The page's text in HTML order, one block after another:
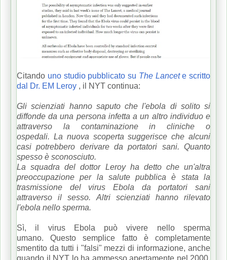
Citando uno studio pubblicato su The Lancete scritto
dal Dr. EM Leroy , il NYT continua:
Gli scienziati hanno saputo che l'ebola di solito si
diffonde da una persona infetta a un altro individuo e
attraverso la contaminazione in cliniche o
ospedali. La nuova scoperta suggerisce che alcuni
casi potrebbero derivare da portatori sani. Quanto
spesso è sconosciuto.
La squadra del dottor Leroy ha detto che un'altra
preoccupazione per la salute pubblica è stata la
trasmissione del virus Ebola da portatori sani
attraverso il sesso. Altri scienziati hanno rilevato
l'ebola nello sperma.
Sì, il virus Ebola può vivere nello sperma
umano.Questo semplice fatto è completamente
smentito da tutti i "falsi" mezzi di informazione, anche
quando il NYT lo ha ammesso apertamente nel 2000.